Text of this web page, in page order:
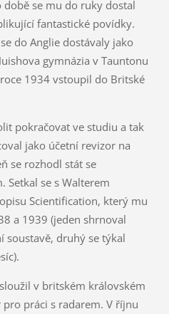
se mu do ruky dostal
fantastické povídky.
do Anglie dostávaly jako
gymnázia v Tauntonu
1934 vstoupil do Britské
pokračovat ve studiu a tak
jako účetní revizor na
se rozhodl stát se
Setkal se s Walterem
Scientification, který mu
a 1939 (jeden shrnoval
soustavě, druhý se týkal
v britském královském
práci s radarem. V říjnu